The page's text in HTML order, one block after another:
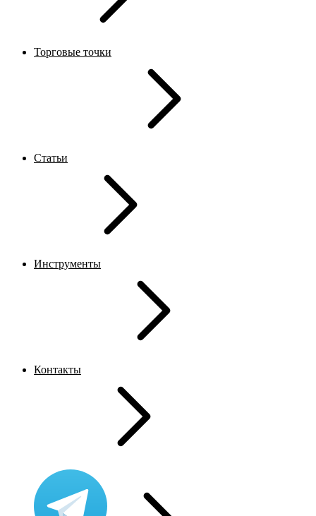
Торговые точки
Статьи
Инструменты
Контакты